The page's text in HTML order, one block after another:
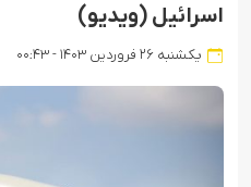
اسرائیل (ویدیو)
یکشنبه ۲۶ فروردین ۱۴۰۳ - ۰۰:۴۳